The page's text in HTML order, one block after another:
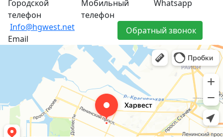
Городской
телефон
Мобильный
телефон
Whatsapp
Info@hgwest.net
Email
Обратный звонок